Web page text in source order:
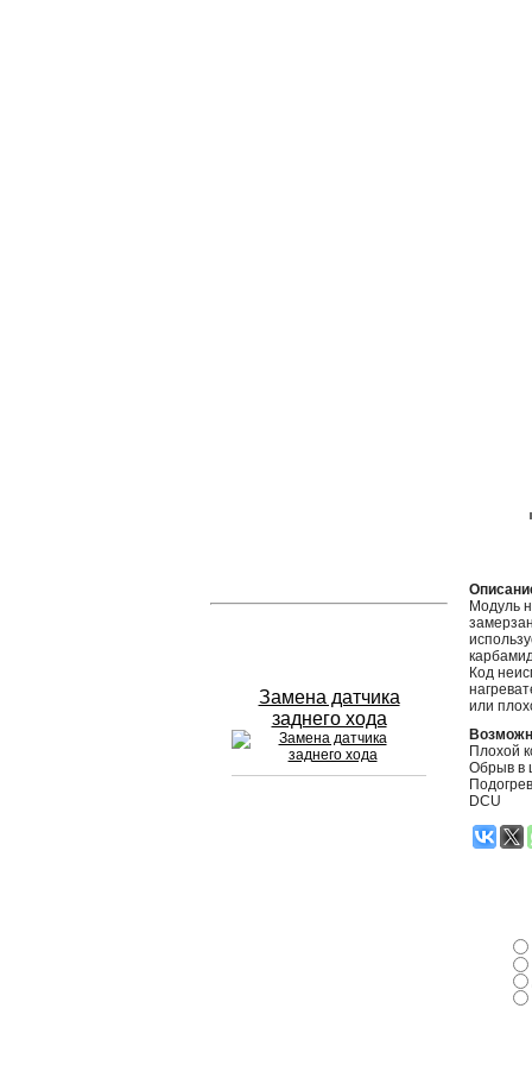
Замена датчика
заднего хода
Модуль
Код
или
Плохой
Обрыв в
DCU